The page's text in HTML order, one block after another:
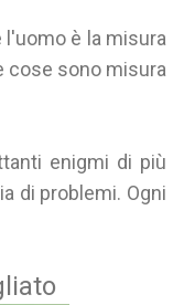
è la misura
cose sono misura
enigmi di più
di problemi. Ogni